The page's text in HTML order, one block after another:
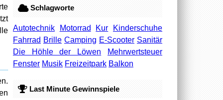
Schlagworte
Autotechnik Motorrad Kur
Kinderschuhe
Fahrrad Brille Camping E-Scooter Sanitär
Die Höhle der Löwen
Mehrwertsteuer
Fenster Musik Freizeitpark Balkon
Last Minute Gewinnspiele